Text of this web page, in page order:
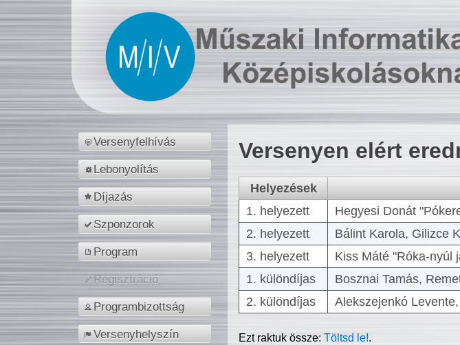
Versenyfelhívás
Lebonyolítás
Díjazás
Szponzorok
Program
Regisztráció
Programbizottság
Versenyhelyszín
Versenyen elért
Helyezések
1. helyezett
Hegyesi Donát
2. helyezett
Bálint Karola, Gilizce
3. helyezett
Kiss Máté "Róka-nyúl
1. különdíjas
Bosznai Tamás,
2. különdíjas
Alekszejenkó
Ezt raktuk össze:Töltsd le!.